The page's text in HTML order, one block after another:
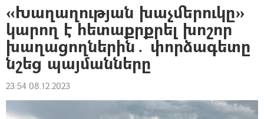
«Խաղաղության խաչմերուկը»
կարող է հետաքրքրել խոշոր
խաղացողներին․ փորձագետը
նշեց պայմանները
23:54 08.12.2023